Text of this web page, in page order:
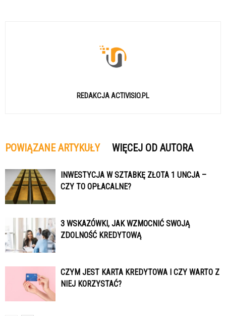
REDAKCJA ACTIVISIO.PL
POWIĄZANE ARTYKUŁY WIĘCEJ OD AUTORA
INWESTYCJA W SZTABKĘ ZŁOTA 1 UNCJA –
CZY TO OPŁACALNE?
3 WSKAZÓWKI, JAK WZMOCNIĆ SWOJĄ
ZDOLNOŚĆ KREDYTOWĄ
CZYM JEST KARTA KREDYTOWA I CZY WARTO Z
NIEJ KORZYSTAĆ?